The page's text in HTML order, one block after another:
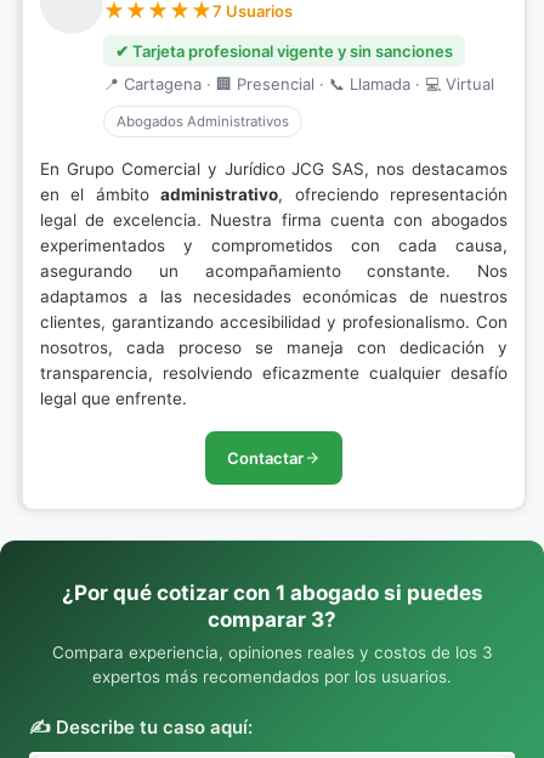
7 Usuarios
✔ Tarjeta profesional vigente y sin sanciones
📍 Cartagena · 🏢 Presencial · 📞 Llamada · 💻 Virtual
Abogados Administrativos
En Grupo Comercial y Jurídico JCG SAS, nos destacamos
en el ámbitoadministrativo, ofreciendo representación
legal de excelencia. Nuestra firma cuenta con abogados
experimentados y comprometidos con cada causa,
asegurando un acompañamiento constante. Nos
adaptamos a las necesidades económicas de nuestros
clientes, garantizando accesibilidad y profesionalismo. Con
nosotros, cada proceso se maneja con dedicación y
transparencia, resolviendo eficazmente cualquier desafío
legal que enfrente.
Contactar
¿Por qué cotizar con 1 abogado si puedes
comparar 3?
Compara experiencia, opiniones reales y costos de los 3
expertos más recomendados por los usuarios.
✍️ Describe tu caso aquí: